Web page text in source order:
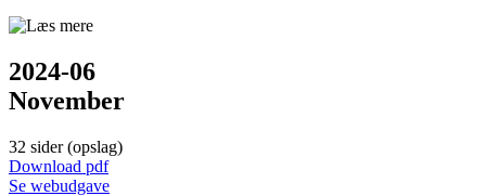
2024-06
November
32 sider (opslag)
Down­load pdf
Se web­udgave